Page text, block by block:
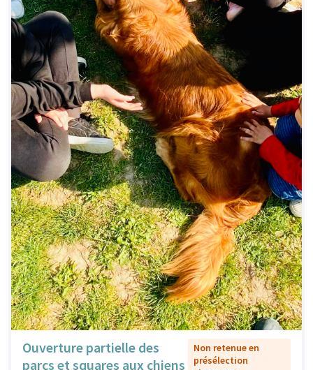
Ouverture partielle des
parcs et squares aux chiens
Non retenue en
présélection